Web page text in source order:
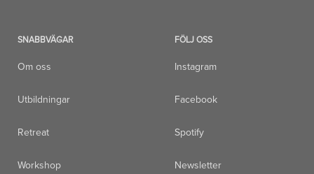
SNABBVÄGAR
Om oss
Utbildningar
Retreat
Workshop
FÖLJ OSS
Instagram
Facebook
Spotify
Newsletter